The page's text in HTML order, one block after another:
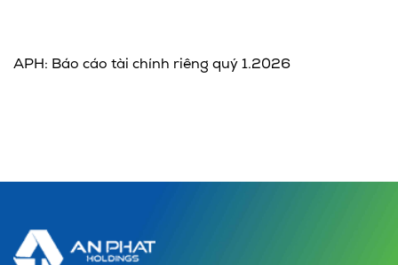
APH: Báo cáo tài chính riêng quý 1.2026